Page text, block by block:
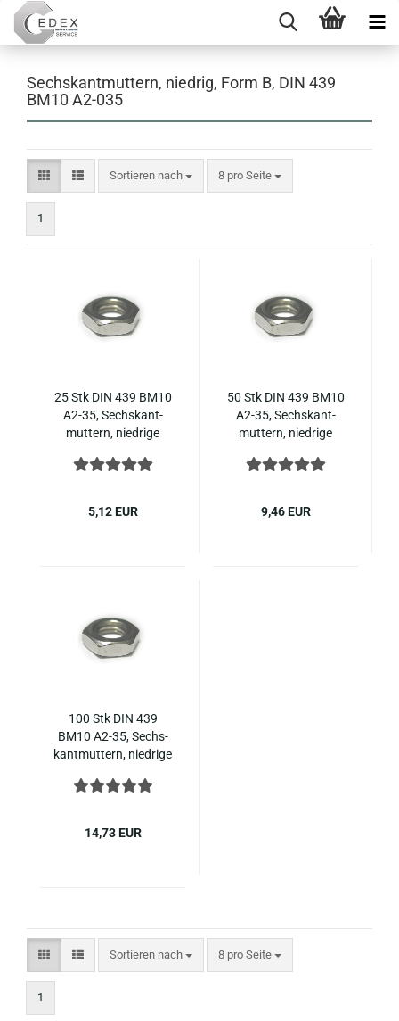
Sechskantmuttern, niedrig, Form B, DIN 439
BM10 A2-035
Sortieren nach
Sortieren nach 8 pro Seite
pro Seite
1
25 Stk DIN 439 BM10
A2-35, Sechs­kant­
mut­tern, nied­ri­ge
5,12 EUR
50 Stk DIN 439 BM10
A2-35, Sechs­kant­
mut­tern, nied­ri­ge
9,46 EUR
100 Stk DIN 439
BM10 A2-35, Sechs­
kant­mut­tern, nied­ri­ge
14,73 EUR
Sortieren nach
Sortieren nach 8 pro Seite
pro Seite
1